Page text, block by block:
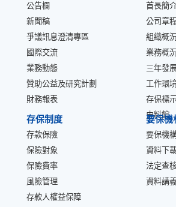
公告欄
新聞稿
爭議訊息澄清專區
國際交流
業務動態
贊助公益及研究計劃
財務報表
首長簡
公司章程
組織概況
業務概況
三年發
工作環
存保標
史料館
存保制度
存款保險
保險對象
保險費率
風險管理
存款人權益保障
要保機
要保機
資料下
法定查
資料講